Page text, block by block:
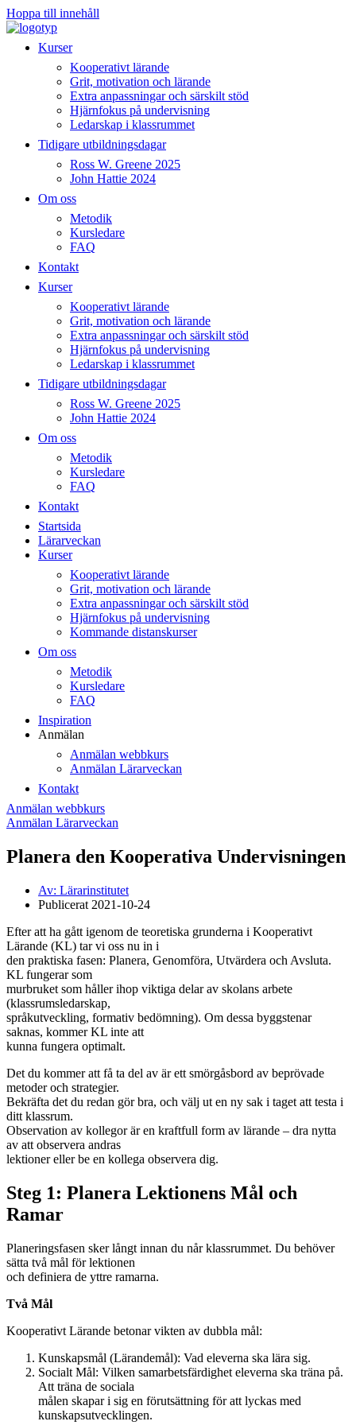
Hoppa till innehåll
Kurser
Kooperativt lärande
Grit, motivation och lärande
Extra anpassningar och särskilt stöd
Hjärnfokus på undervisning
Ledarskap i klassrummet
Tidigare utbildningsdagar
Ross W. Greene 2025
John Hattie 2024
Om oss
Metodik
Kursledare
FAQ
Kontakt
Kurser
Kooperativt lärande
Grit, motivation och lärande
Extra anpassningar och särskilt stöd
Hjärnfokus på undervisning
Ledarskap i klassrummet
Tidigare utbildningsdagar
Ross W. Greene 2025
John Hattie 2024
Om oss
Metodik
Kursledare
FAQ
Kontakt
Startsida
Lärarveckan
Kurser
Kooperativt lärande
Grit, motivation och lärande
Extra anpassningar och särskilt stöd
Hjärnfokus på undervisning
Kommande distanskurser
Om oss
Metodik
Kursledare
FAQ
Inspiration
Anmälan
Anmälan webbkurs
Anmälan Lärarveckan
Kontakt
Anmälan webbkurs
Anmälan Lärarveckan
Planera den Kooperativa Undervisningen
Av: Lärarinstitutet
Publicerat 2021-10-24
Efter att ha gått igenom de teoretiska grunderna i Kooperativt
Lärande (KL) tar vi oss nu in i
den praktiska fasen: Planera, Genomföra, Utvärdera och Avsluta.
KL fungerar som
murbruket som håller ihop viktiga delar av skolans arbete
(klassrumsledarskap,
språkutveckling, formativ bedömning). Om dessa byggstenar
saknas, kommer KL inte att
kunna fungera optimalt.
Det du kommer att få ta del av är ett smörgåsbord av beprövade
metoder och strategier.
Bekräfta det du redan gör bra, och välj ut en ny sak i taget att testa i
ditt klassrum.
Observation av kollegor är en kraftfull form av lärande – dra nytta
av att observera andras
lektioner eller be en kollega observera dig.
Steg 1: Planera Lektionens Mål och
Ramar
Planeringsfasen sker långt innan du når klassrummet. Du behöver
sätta två mål för lektionen
och definiera de yttre ramarna.
Två Mål
Kooperativt Lärande betonar vikten av dubbla mål:
Kunskapsmål (Lärandemål): Vad eleverna ska lära sig.
Socialt Mål: Vilken samarbetsfärdighet eleverna ska träna på.
Att träna de sociala
målen skapar i sig en förutsättning för att lyckas med
kunskapsutvecklingen.